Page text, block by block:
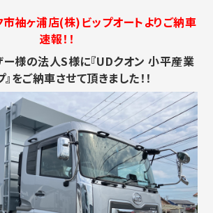
袖ヶ浦店(株)ビップオートよりご納車
速報！！
ー様の法人S様に『UDクオン 小平産業
をご納車させて頂きました！！